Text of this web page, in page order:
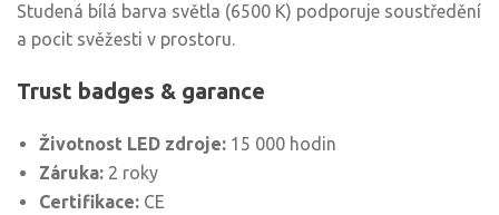
Studená bílá barva světla (6500 K) podporuje soustředění
a pocit svěžesti v prostoru.
Trust badges & garance
Životnost LED zdroje: 15 000 hodin
Záruka: 2 roky
Certifikace: CE